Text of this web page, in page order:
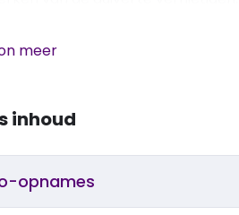
in hun families, kerken en
meer
inhoud
opnames